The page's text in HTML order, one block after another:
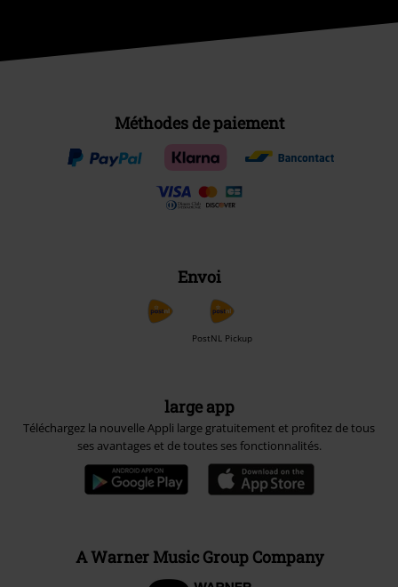
Méthodes de paiement
Envoi
PostNL Pickup
large app
Téléchargez la nouvelle Appli large gratuitement et profitez de tous
ses avantages et de toutes ses fonctionnalités.
A Warner Music Group Company